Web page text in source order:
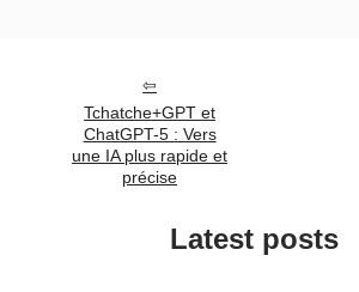
Tchatche+GPT et
ChatGPT-5 : Vers
une IA plus rapide et
précise
Latest posts